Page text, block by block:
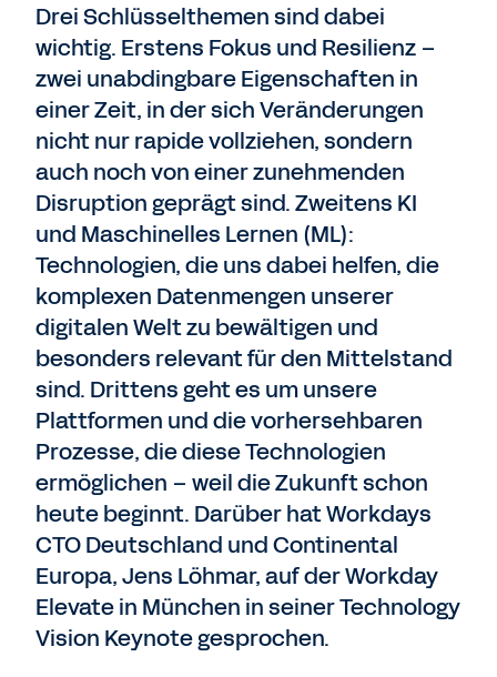
Drei Schlüsselthemen sind dabei
wichtig. Erstens Fokus und Resilienz –
zwei unabdingbare Eigenschaften in
einer Zeit, in der sich Veränderungen
nicht nur rapide vollziehen, sondern
auch noch von einer zunehmenden
Disruption geprägt sind. Zweitens KI
und Maschinelles Lernen (ML):
Technologien, die uns dabei helfen, die
komplexen Datenmengen unserer
digitalen Welt zu bewältigen und
besonders relevant für den Mittelstand
sind. Drittens geht es um unsere
Plattformen und die vorhersehbaren
Prozesse, die diese Technologien
ermöglichen – weil die Zukunft schon
heute beginnt. Darüber hat Workdays
CTO Deutschland und Continental
Europa, Jens Löhmar, auf der Workday
Elevate in München in seiner Technology
Vision Keynote gesprochen.